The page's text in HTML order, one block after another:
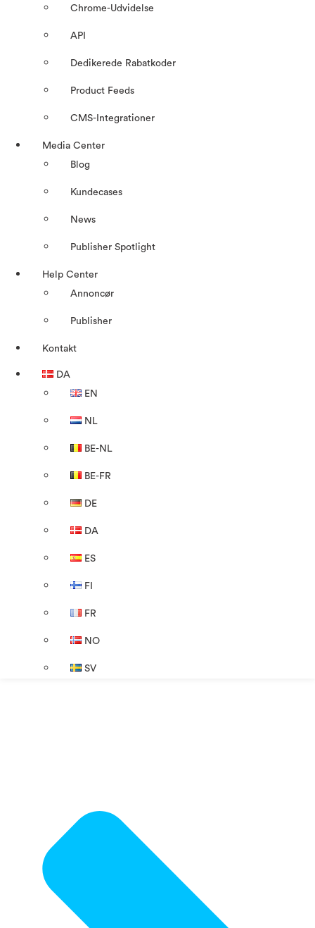
Chrome-Udvidelse
API
Dedikerede Rabatkoder
Product Feeds
CMS-Integrationer
Media Center
Blog
Kundecases
News
Publisher Spotlight
Help Center
Annoncør
Publisher
Kontakt
DA
EN
NL
BE-NL
BE-FR
DE
DA
ES
FI
FR
NO
SV